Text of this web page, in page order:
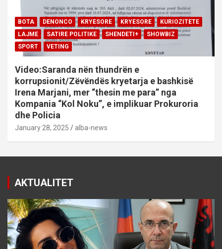
BOTA DENONCO KRYESORE KRYESORE
KURIOZITETE
LAJME
SATIRE POLITIKE SHENDETI+
SHOWBIZ
SPORT
VETING
Video:Saranda nën thundrën e
korrupsionit/Zëvëndës kryetarja e bashkisë
Irena Marjani, mer “thesin me para” nga
Kompania “Kol Noku”, e implikuar Prokuroria
dhe Policia
January 28, 2025 alba-news
AKTUALITET